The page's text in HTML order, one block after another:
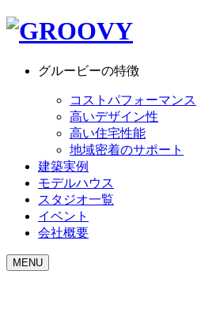
グルービーの特徴
コストパフォーマンス
高いデザイン性
高い住宅性能
地域密着のサポート
建築実例
モデルハウス
スタジオ一覧
イベント
会社概要
MENU